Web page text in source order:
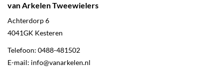
van Arkelen Tweewielers
Achterdorp 6
4041GK Kesteren
Telefoon: 0488-481502
E-mail: info@vanarkelen.nl